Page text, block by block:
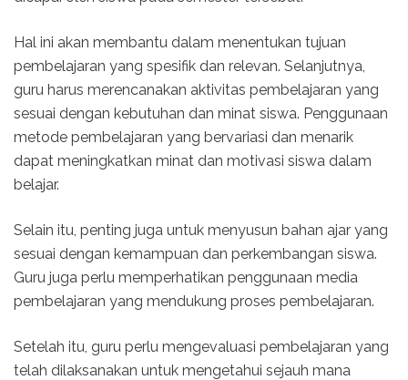
Hal ini akan membantu dalam menentukan tujuan
pembelajaran yang spesifik dan relevan. Selanjutnya,
guru harus merencanakan aktivitas pembelajaran yang
sesuai dengan kebutuhan dan minat siswa. Penggunaan
metode pembelajaran yang bervariasi dan menarik
dapat meningkatkan minat dan motivasi siswa dalam
belajar.
Selain itu, penting juga untuk menyusun bahan ajar yang
sesuai dengan kemampuan dan perkembangan siswa.
Guru juga perlu memperhatikan penggunaan media
pembelajaran yang mendukung proses pembelajaran.
Setelah itu, guru perlu mengevaluasi pembelajaran yang
telah dilaksanakan untuk mengetahui sejauh mana